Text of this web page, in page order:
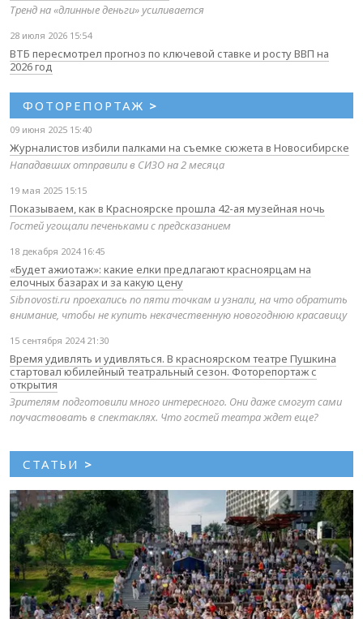
Тренд на «длинные деньги» усиливается
28 июля 2026 15:54
ВТБ пересмотрел прогноз по ключевой ставке и росту ВВП на
2026 год
ФОТОРЕПОРТАЖ >
09 июня 2025 15:40
Журналистов избили палками на съемке сюжета в Новосибирске
Нападавших отправили в СИЗО на 2 месяца
19 мая 2025 15:15
Показываем, как в Красноярске прошла 42-ая музейная ночь
Гостей угощали печеньками с предсказанием
18 декабря 2024 16:45
«Будет ажиотаж»: какие елки предлагают красноярцам на
елочных базарах и за какую цену
Sibnovosti.ru проехались по пяти точкам и узнали, на что обратить
внимание, чтобы не купить некачественную новогоднюю красавицу
15 сентября 2024 21:30
Время удивлять и удивляться. В красноярском театре Пушкина
стартовал юбилейный театральный сезон. Фоторепортаж с
открытия
Зрителям подготовили много интересного. Они даже смогут сами
поучаствовать в спектаклях. Что гостей театра ждет еще?
СТАТЬИ >